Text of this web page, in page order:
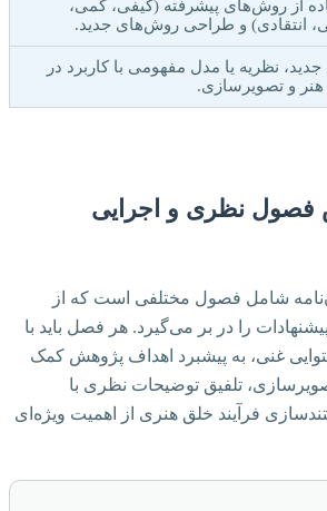
از روش‌های پیشرفته (کیفی، کمی،
انتقادی) و طراحی روش‌های جدید.
نظریه یا مدل مفهومی با کاربرد در
و تصویرسازی.
شامل فصول مختلفی است که از
را در بر می‌گیرد. هر فصل باید با
غنی، به پیشبرد اهداف پژوهش کمک
تلفیق توضیحات نظری با
فرآیند خلق هنری از اهمیت ویژه‌ای